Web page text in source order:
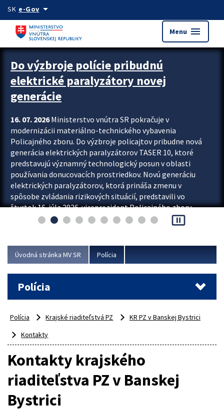
Preskocit na hlavný obsah
SK e-Govarrow_drop_down
Menu menu
Zastavit automatický posun upútavok
Do výzbroje polície pribudnú
elektrické paralyzátory novej
generácie
16. 07. 2026Ministerstvo vnútra SR pokračuje v
modernizácii materiálno-technického vybavenia
Policajného zboru. Do výzbroje policajtov pribudne nová
generácia elektrických paralyzátorov TASER 10, ktoré
predstavujú významný technologický posun v oblasti
používania donucovacích prostriedkov. Novú generáciu
elektrických paralyzátorov, ktorá prináša zmenu v
spôsobe zvládania rizikových situácií, predstavili vo
štvrtok 16. júla 2026 viceprezident Policajného zboru
Rastislav Polakovič a riaditeľ odboru výcviku...
pause_presentation
Úvodná stránka MV SR Polícia
Polícia
Polícia Krajské riaditeľstvá PZ
KR PZ v Banskej Bystrici
Kontakty
Kontakty krajského
riaditeľstva PZ v Banskej
Bystrici